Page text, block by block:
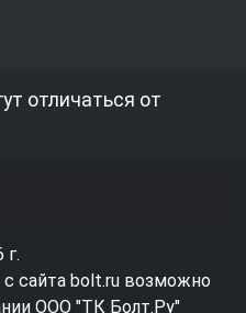
отличаться от
г.
сайта bolt.ru возможно
ООО "ТК Болт.Ру"